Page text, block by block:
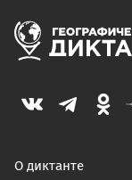
О диктанте